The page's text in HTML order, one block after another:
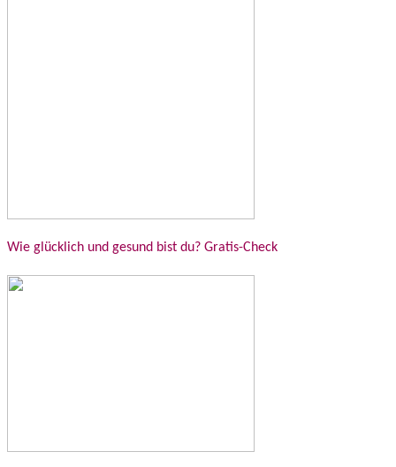
Wie glücklich und gesund bist du? Gratis-Check